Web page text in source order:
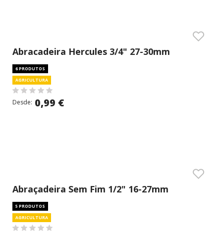
Abracadeira Hercules 3/4" 27-30mm
6 PRODUTOS
AGRICULTURA
Desde: 0,99 €
Abraçadeira Sem Fim 1/2" 16-27mm
5 PRODUTOS
AGRICULTURA